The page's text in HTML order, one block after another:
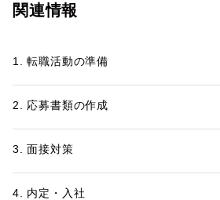
なら知っておきたい“経営戦略の種類・事
関連情報
1. 転職活動の準備
2. 応募書類の作成
3. 面接対策
4. 内定・入社